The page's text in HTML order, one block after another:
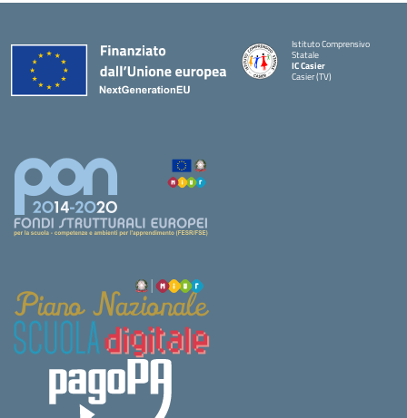
Istituto Comprensivo
Statale
IC Casier
Casier (TV)